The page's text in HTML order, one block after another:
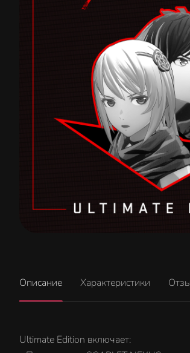
Описание Характеристики
Ultimate Edition включает: